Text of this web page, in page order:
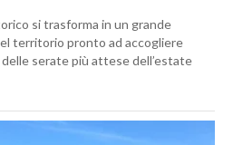
si trasforma in un grande
territorio pronto ad accogliere
serate più attese dell’estate